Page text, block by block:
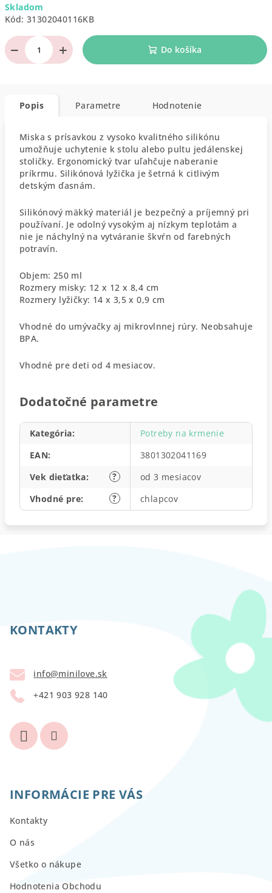
cena:
Skladom
Kód: 31302040116KB
+
− Do košíka
Popis Parametre Hodnotenie
Miska s prísavkou z vysoko kvalitného silikónu
umožňuje uchytenie k stolu alebo pultu jedálenskej
stoličky. Ergonomický tvar uľahčuje naberanie
príkrmu. Silikónová lyžička je šetrná k citlivým
detským ďasnám.
Silikónový mäkký materiál je bezpečný a príjemný pri
používaní. Je odolný vysokým aj nízkym teplotám a
nie je náchylný na vytváranie škvŕn od farebných
potravín.
Objem: 250 ml
Rozmery misky: 12 x 12 x 8,4 cm
Rozmery lyžičky: 14 x 3,5 x 0,9 cm
Vhodné do umývačky aj mikrovlnnej rúry. Neobsahuje
BPA.
Vhodné pre deti od 4 mesiacov.
Dodatočné parametre
Kategória:
Potreby na krmenie
EAN:
3801302041169
?
Vek dieťatka:
od 3 mesiacov
?
Vhodné pre: chlapcov
KONTAKTY
info@minilove.sk
+421 903 928 140
INFORMÁCIE PRE VÁS
Kontakty
O nás
Všetko o nákupe
Hodnotenia Obchodu